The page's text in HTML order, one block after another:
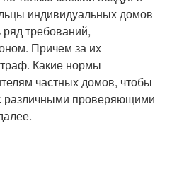
индивидуальных домов
требований,
Причем за их
Какие нормы
частных домов, чтобы
различными проверяющими